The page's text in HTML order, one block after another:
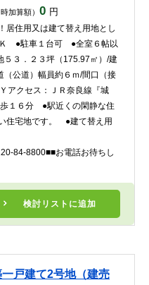
加算額） 0 円
検討リスト に追加
居住用又は建て替え用地とし
●駐車１台可 ●全室６帖以
３．２３坪（175.97㎡）/建
公道）幅員約６ｍ/間口（接
クセス：ＪＲ奈良線『城
１６分 ●駅近くの閑静な住
住宅地です。 ●建て替え用
84-8800■■お電話お待ちし
戸建て2号地（建売